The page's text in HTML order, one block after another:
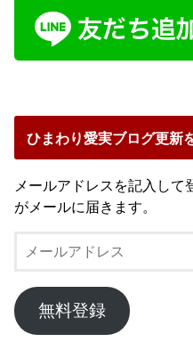
ひまわり愛実ブログ更新
メールアドレスを記入して
がメールに届きます。
ー
ア
ド
無料登録